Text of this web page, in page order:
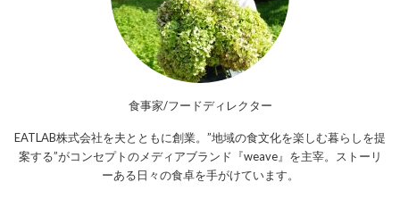
食事家/フードディレクター
EATLAB株式会社を夫とともに創業。”地域の食文化を楽しむ暮らしを提
案する”がコンセプトのメディアブランド『weave』を主宰。ストーリ
ーある日々の食卓を手がけています。